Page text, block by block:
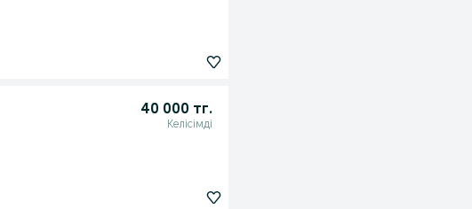
40 000 тг.
Келісімді